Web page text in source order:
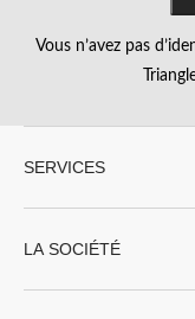
Vous n’avez pas
SERVICES
LA SOCIÉTÉ